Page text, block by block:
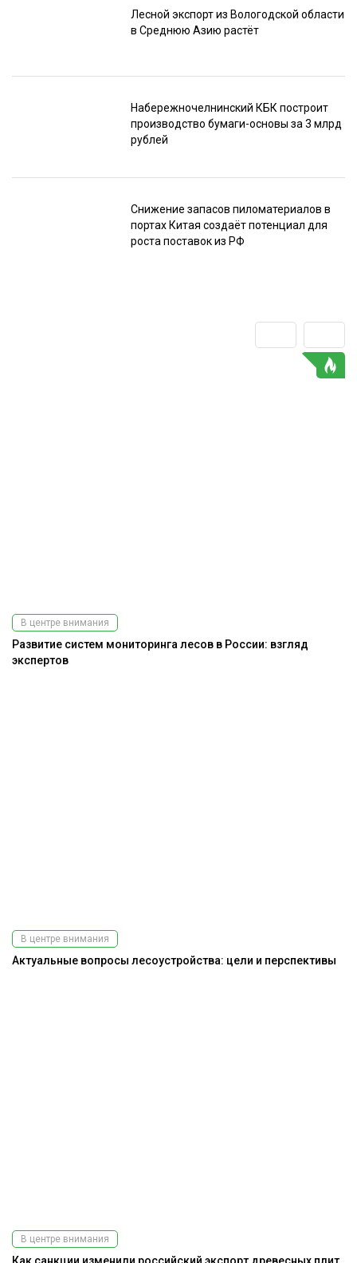
Лесной экспорт из Вологодской области
в Среднюю Азию растёт
Набережночелнинский КБК построит
производство бумаги-основы за 3 млрд
рублей
Снижение запасов пиломатериалов в
портах Китая создаёт потенциал для
роста поставок из РФ
В центре внимания
Развитие систем мониторинга лесов в России: взгляд
экспертов
В центре внимания
Актуальные вопросы лесоустройства: цели и перспективы
В центре внимания